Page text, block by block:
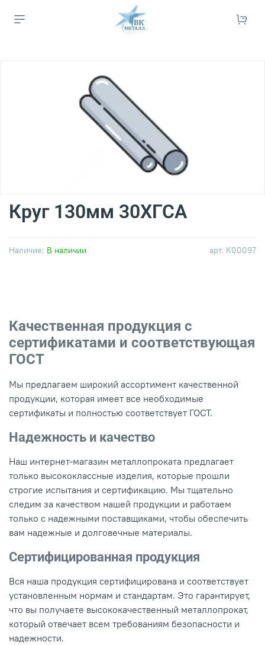
арт. К00097
Наличие: В наличии
Круг 130мм 30ХГСА
Качественная продукция с
сертификатами и соответствующая
ГОСТ
Мы предлагаем широкий ассортимент качественной
продукции, которая имеет все необходимые
сертификаты и полностью соответствует ГОСТ.
Надежность и качество
Наш интернет-магазин металлопроката предлагает
только высококлассные изделия, которые прошли
строгие испытания и сертификацию. Мы тщательно
следим за качеством нашей продукции и работаем
только с надежными поставщиками, чтобы обеспечить
вам надежные и долговечные материалы.
Сертифицированная продукция
Вся наша продукция сертифицирована и соответствует
установленным нормам и стандартам. Это гарантирует,
что вы получаете высококачественный металлопрокат,
который отвечает всем требованиям безопасности и
надежности.